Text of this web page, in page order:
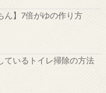
ん】7倍がゆの作り方
ているトイレ掃除の方法